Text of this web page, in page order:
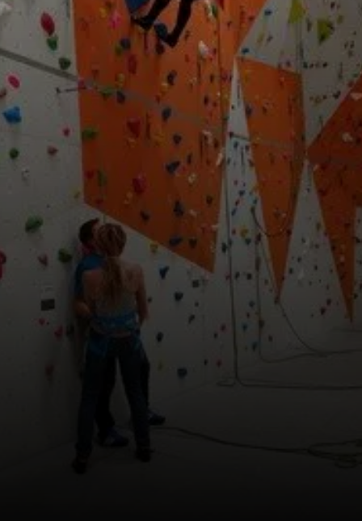
© DAV Freudenstadt